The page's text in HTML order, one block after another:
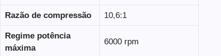
Razão de compressão 10,6:1
Regime potência
máxima
6000 rpm